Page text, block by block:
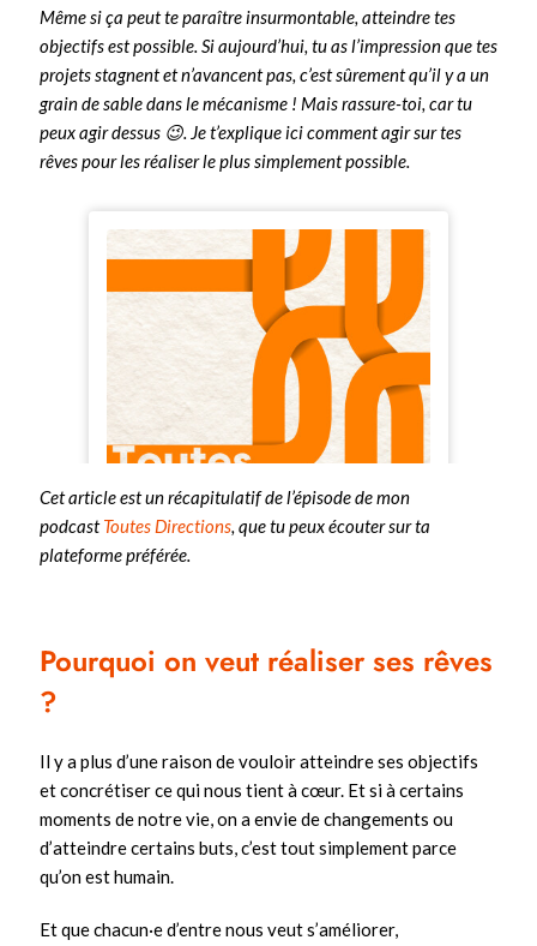
Même si ça peut te paraître insurmontable, atteindre tes
objectifs est possible. Si aujourd’hui, tu as l’impression que tes
projets stagnent et n’avancent pas, c’est sûrement qu’il y a un
grain de sable dans le mécanisme ! Mais rassure-toi, car tu
peux agir dessus 😉. Je t’explique ici comment agir sur tes
rêves pour les réaliser le plus simplement possible.
Cet article est un récapitulatif de l’épisode de mon
podcastToutes Directions, que tu peux écouter sur ta
plateforme préférée.
Pourquoi on veut réaliser ses rêves
?
Il y a plus d’une raison de vouloir atteindre ses objectifs
et concrétiser ce qui nous tient à cœur. Et si à certains
moments de notre vie, on a envie de changements ou
d’atteindre certains buts, c’est tout simplement parce
qu’on est humain.
Et que chacun·e d’entre nous veut s’améliorer,